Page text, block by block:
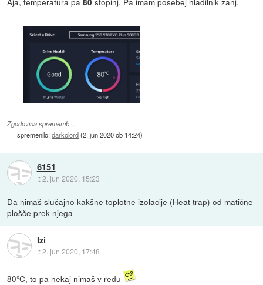
Zgodovina sprememb…
spremenilo:darkolord(2. jun 2020 ob 14:24)
6151
::2. jun 2020, 15:23
Da nimaš slučajno kakšne toplotne izolacije (Heat trap) od matične
plošče prek njega
Izi
::2. jun 2020, 17:48
80°C, to pa nekaj nimaš v redu